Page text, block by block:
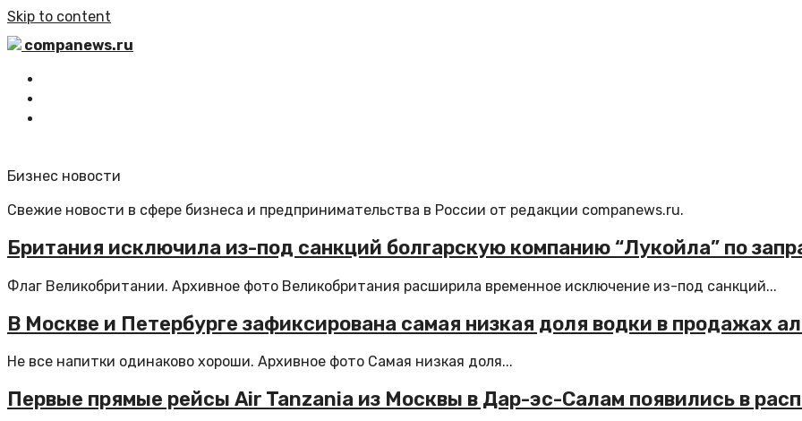
Skip to content
companews.ru
Бизнес новости
Свежие новости в сфере бизнеса и предпринимательства в России от редакции companews.ru.
Британия исключила из-под санкций болгарскую компанию “Лукойла” по
Флаг Великобритании. Архивное фото Великобритания расширила временное исключение из-под санкций...
В Москве и Петербурге зафиксирована самая низкая доля водки в продажах
Не все напитки одинаково хороши. Архивное фото Самая низкая доля...
Первые прямые рейсы Air Tanzania из Москвы в Дар-эс-Салам появились в